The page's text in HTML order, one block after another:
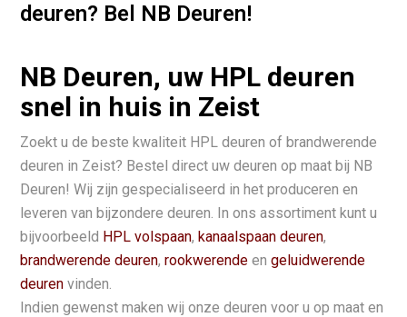
deuren? Bel NB Deuren!
NB Deuren, uw HPL deuren
snel in huis in Zeist
Zoekt u de beste kwaliteit HPL deuren of brandwerende
deuren in Zeist? Bestel direct uw deuren op maat bij NB
Deuren! Wij zijn gespecialiseerd in het produceren en
leveren van bijzondere deuren. In ons assortiment kunt u
bijvoorbeeld HPL volspaan,kanaalspaan deuren,
brandwerende deuren,rookwerende engeluidwerende
deuren vinden.
Indien gewenst maken wij onze deuren voor u op maat en